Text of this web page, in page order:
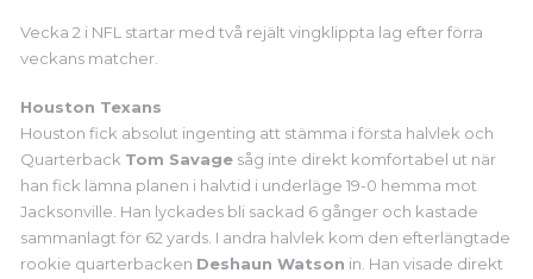
Vecka 2 i NFL startar med två rejält vingklippta lag efter förra
veckans matcher.
Houston Texans
Houston fick absolut ingenting att stämma i första halvlek och
Quarterback Tom Savage såg inte direkt komfortabel ut när
han fick lämna planen i halvtid i underläge 19-0 hemma mot
Jacksonville. Han lyckades bli sackad 6 gånger och kastade
sammanlagt för 62 yards. I andra halvlek kom den efterlängtade
rookie quarterbacken Deshaun Watson in. Han visade direkt